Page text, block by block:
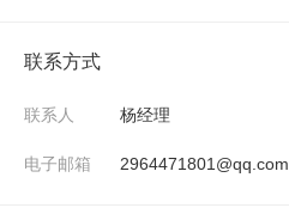
联系方式
联系人 杨经理
电子邮箱 2964471801@qq.com